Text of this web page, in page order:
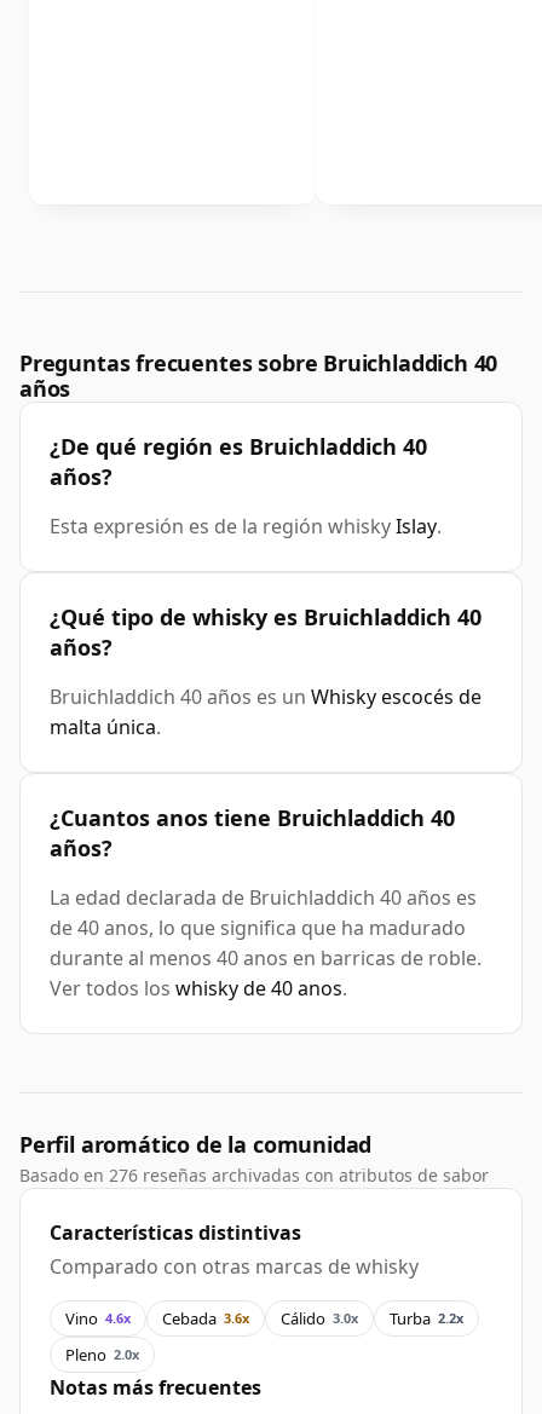
Preguntas frecuentes sobre Bruichladdich 40
años
¿De qué región es Bruichladdich 40
años?
Esta expresión es de la región whiskyIslay.
¿Qué tipo de whisky es Bruichladdich 40
años?
Bruichladdich 40 años es un Whisky escocés de
malta única.
¿Cuantos anos tiene Bruichladdich 40
años?
La edad declarada de Bruichladdich 40 años es
de 40 anos, lo que significa que ha madurado
durante al menos 40 anos en barricas de roble.
Ver todos los whisky de 40 anos.
Perfil aromático de la comunidad
Basado en 276 reseñas archivadas con atributos de sabor
Características distintivas
Comparado con otras marcas de whisky
Vino 4.6x Cebada 3.6x Cálido 3.0x Turba 2.2x
Pleno 2.0x
Notas más frecuentes